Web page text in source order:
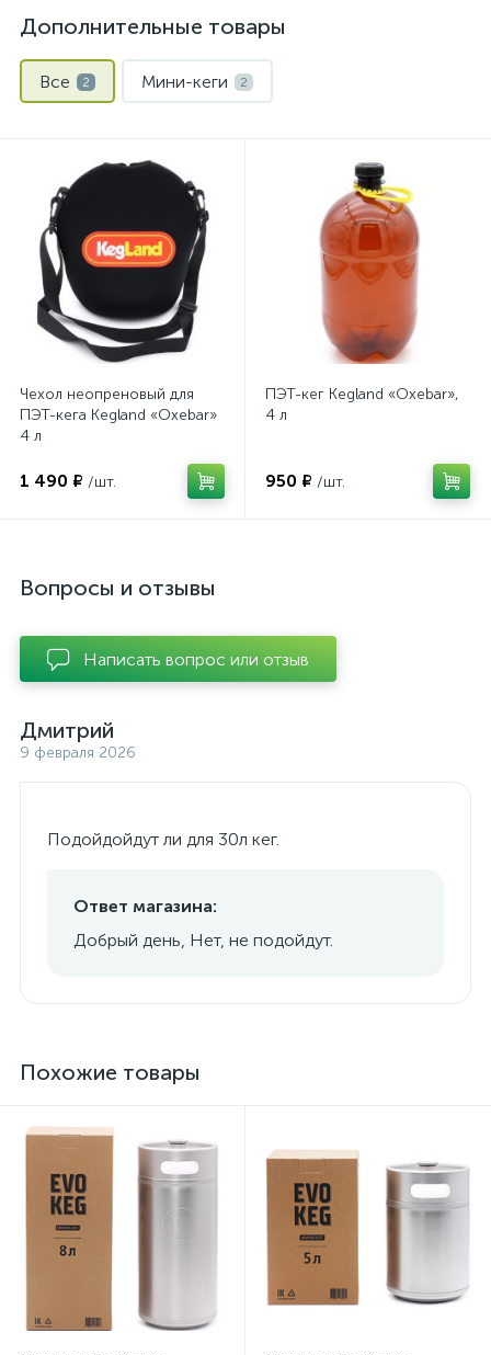
Дополнительные товары
Все 2 Мини-кеги 2
Чехол неопреновый для
ПЭТ-кега Kegland «Oxebar»
4 л
1 490 ₽ /шт.
ПЭТ-кег Kegland «Oxebar»,
4 л
950 ₽ /шт.
Вопросы и отзывы
Написать вопрос или отзыв
Дмитрий
9 февраля 2026
Подойдойдут ли для 30л кег.
Ответ магазина:
Добрый день, Нет, не подойдут.
Похожие товары